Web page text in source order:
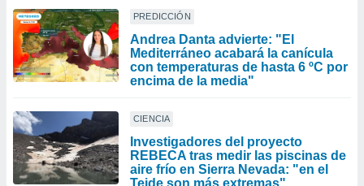
PREDICCIÓN
Andrea Danta advierte: "El
Mediterráneo acabará la canícula
con temperaturas de hasta 6 ºC por
encima de la media"
CIENCIA
Investigadores del proyecto
REBECA tras medir las piscinas de
aire frío en Sierra Nevada: "en el
Teide son más extremas"